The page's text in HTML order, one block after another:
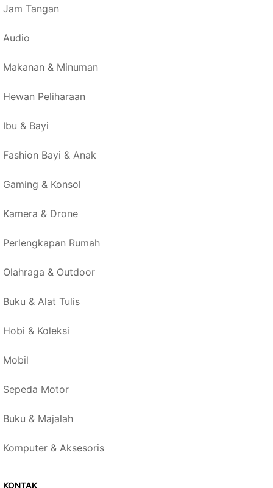
Jam Tangan
Audio
Makanan & Minuman
Hewan Peliharaan
Ibu & Bayi
Fashion Bayi & Anak
Gaming & Konsol
Kamera & Drone
Perlengkapan Rumah
Olahraga & Outdoor
Buku & Alat Tulis
Hobi & Koleksi
Mobil
Sepeda Motor
Buku & Majalah
Komputer & Aksesoris
KONTAK